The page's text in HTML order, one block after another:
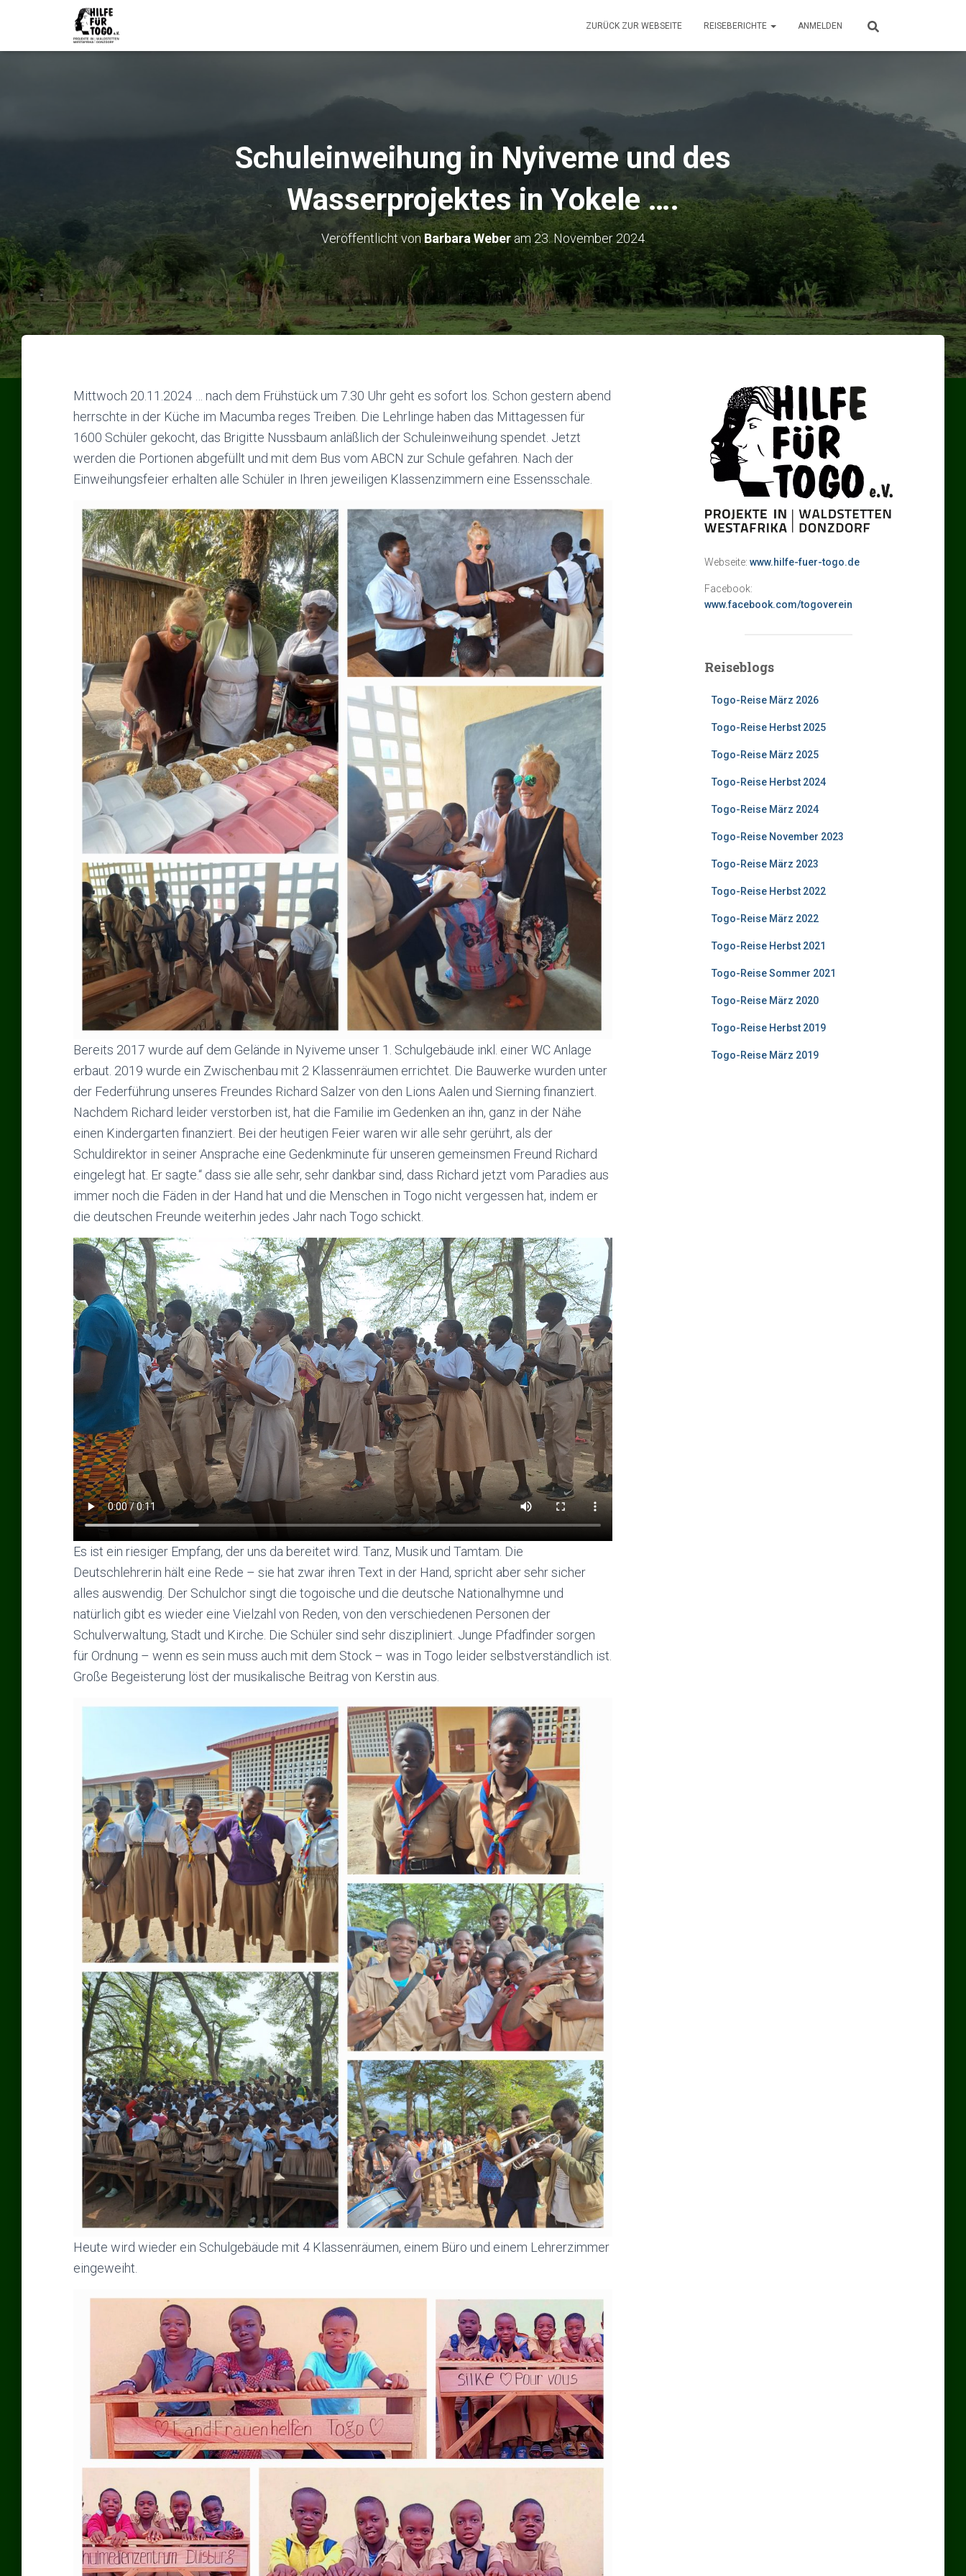
ZURÜCK ZUR WEBSEITE REISEBERICHTE ANMELDEN
Schuleinweihung in Nyiveme und des
Wasserprojektes in Yokele ….
Veröffentlicht vonBarbara Weberam23. November 2024
Mittwoch 20.11.2024 … nach dem Frühstück um 7.30 Uhr geht es sofort los. Schon gestern abend
herrschte in der Küche im Macumba reges Treiben. Die Lehrlinge haben das Mittagessen für
1600 Schüler gekocht, das Brigitte Nussbaum anläßlich der Schuleinweihung spendet. Jetzt
werden die Portionen abgefüllt und mit dem Bus vom ABCN zur Schule gefahren. Nach der
Einweihungsfeier erhalten alle Schüler in Ihren jeweiligen Klassenzimmern eine Essensschale.
Bereits 2017 wurde auf dem Gelände in Nyiveme unser 1. Schulgebäude inkl. einer WC Anlage
erbaut. 2019 wurde ein Zwischenbau mit 2 Klassenräumen errichtet. Die Bauwerke wurden unter
der Federführung unseres Freundes Richard Salzer von den Lions Aalen und Sierning finanziert.
Nachdem Richard leider verstorben ist, hat die Familie im Gedenken an ihn, ganz in der Nähe
einen Kindergarten finanziert. Bei der heutigen Feier waren wir alle sehr gerührt, als der
Schuldirektor in seiner Ansprache eine Gedenkminute für unseren gemeinsmen Freund Richard
eingelegt hat. Er sagte.“ dass sie alle sehr, sehr dankbar sind, dass Richard jetzt vom Paradies aus
immer noch die Fäden in der Hand hat und die Menschen in Togo nicht vergessen hat, indem er
die deutschen Freunde weiterhin jedes Jahr nach Togo schickt.
Es ist ein riesiger Empfang, der uns da bereitet wird. Tanz, Musik und Tamtam. Die
Deutschlehrerin hält eine Rede – sie hat zwar ihren Text in der Hand, spricht aber sehr sicher
alles auswendig. Der Schulchor singt die togoische und die deutsche Nationalhymne und
natürlich gibt es wieder eine Vielzahl von Reden, von den verschiedenen Personen der
Schulverwaltung, Stadt und Kirche. Die Schüler sind sehr diszipliniert. Junge Pfadfinder sorgen
für Ordnung – wenn es sein muss auch mit dem Stock – was in Togo leider selbstverständlich ist.
Große Begeisterung löst der musikalische Beitrag von Kerstin aus.
Heute wird wieder ein Schulgebäude mit 4 Klassenräumen, einem Büro und einem Lehrerzimmer
eingeweiht.
Webseite: www.hilfe-fuer-togo.de
Facebook:
www.facebook.com/togoverein
Reiseblogs
Togo-Reise März 2026
Togo-Reise Herbst 2025
Togo-Reise März 2025
Togo-Reise Herbst 2024
Togo-Reise März 2024
Togo-Reise November 2023
Togo-Reise März 2023
Togo-Reise Herbst 2022
Togo-Reise März 2022
Togo-Reise Herbst 2021
Togo-Reise Sommer 2021
Togo-Reise März 2020
Togo-Reise Herbst 2019
Togo-Reise März 2019